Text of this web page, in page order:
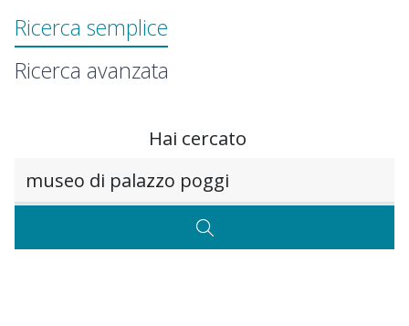
Ricerca semplice
Ricerca avanzata
Hai cercato
CERCA